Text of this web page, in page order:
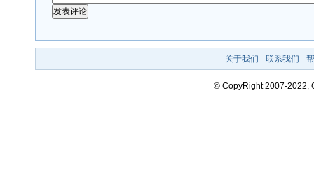
关于我们 - 联系我们 -
© CopyRight 2007-2022,